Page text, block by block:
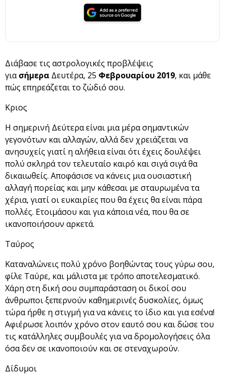
Διάβασε τις αστρολογικές προβλέψεις
γιασήμερα Δευτέρα, 25 Φεβρουαρίου 2019, και μάθε
πώς επηρεάζεται το ζώδιό σου.
Κριος
Η σημερινή Δεύτερα είναι μια μέρα σημαντικών
γεγονότων και αλλαγών, αλλά δεν χρειάζεται να
ανησυχείς γιατί η αλήθεια είναι ότι έχεις δουλέψει
πολύ σκληρά τον τελευταίο καιρό και σιγά σιγά θα
δικαιωθείς. Αποφάσισε να κάνεις μια ουσιαστική
αλλαγή πορείας και μην κάθεσαι με σταυρωμένα τα
χέρια, γιατί οι ευκαιρίες που θα έχεις θα είναι πάρα
πολλές. Ετοιμάσου και για κάποια νέα, που θα σε
ικανοποιήσουν αρκετά.
Ταύρος
Καταναλώνεις πολύ χρόνο βοηθώντας τους γύρω σου,
φίλε Ταύρε, και μάλιστα με τρόπο αποτελεσματικό.
Χάρη στη δική σου συμπαράσταση οι δικοί σου
άνθρωποι ξεπερνούν καθημερινές δυσκολίες, όμως
τώρα ήρθε η στιγμή για να κάνεις το ίδιο και για εσένα!
Αφιέρωσε λοιπόν χρόνο στον εαυτό σου και δώσε του
τις κατάλληλες συμβουλές για να δρομολογήσεις όλα
όσα δεν σε ικανοποιούν και σε στεναχωρούν.
Δίδυμοι